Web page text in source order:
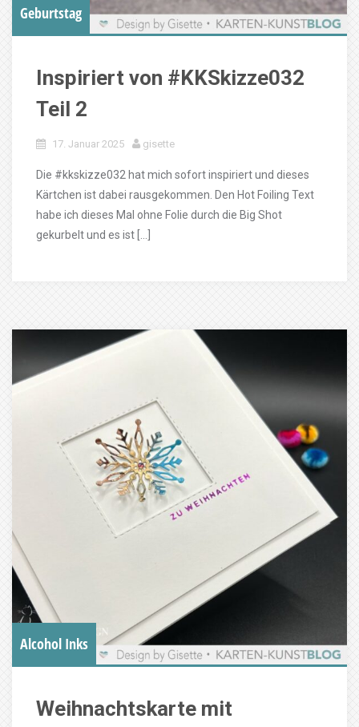
Geburtstag
Inspiriert von #KKSkizze032
Teil 2
17. Januar 2025 gisette
Die #kkskizze032 hat mich sofort inspiriert und dieses
Kärtchen ist dabei rausgekommen. Den Hot Foiling Text
habe ich dieses Mal ohne Folie durch die Big Shot
gekurbelt und es ist […]
Alcohol Inks
Weihnachtskarte mit